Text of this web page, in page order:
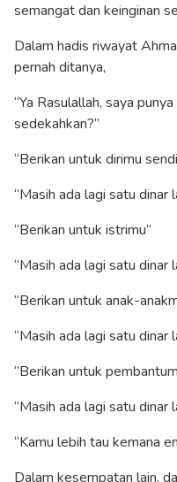
semangat dan keinginan
Dalam hadis riwayat
pernah ditanya,
“Ya Rasulallah, saya
sedekahkan?”
“Berikan untuk dirimu
“Masih ada lagi satu dinar
“Berikan untuk istrimu”
“Masih ada lagi satu dinar
“Berikan untuk anak-
“Masih ada lagi satu dinar
“Berikan untuk
“Masih ada lagi satu dinar
“Kamu lebih tau kemana
Dalam kesempatan lain,